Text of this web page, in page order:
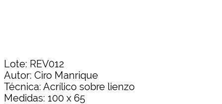
Lote: REV012
Autor: Ciro Manrique
Técnica: Acrílico sobre lienzo
Medidas: 100 x 65